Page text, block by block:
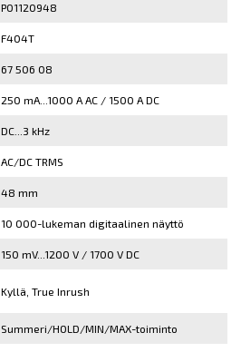
P01120948
F404T
67 506 08
250 mA...1000 A AC / 1500 A DC
DC...3 kHz
AC/DC TRMS
48 mm
10 000-lukeman digitaalinen näyttö
150 mV...1200 V / 1700 V DC
Kyllä, True Inrush
Summeri/HOLD/MIN/MAX-toiminto